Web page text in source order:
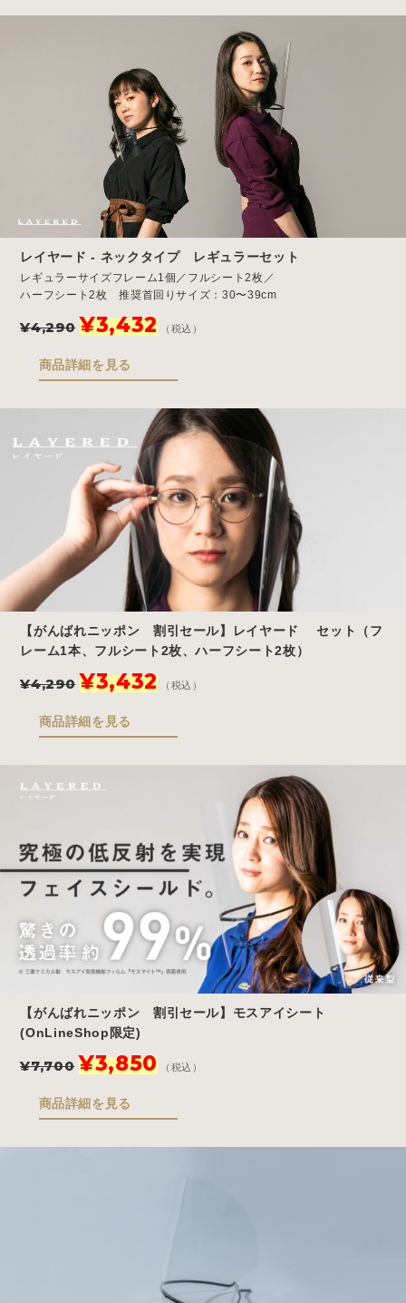
レイヤード - ネックタイプ レギュラーセット
レギュラーサイズフレーム1個／フルシート2枚／
ハーフシート2枚 推奨首回りサイズ：30〜39cm
¥4,290
元
の
価
格
は
で
し
た。
¥3,432現
在
価
格
は
¥3,432
で
す。
（税込）
商品詳細を見る
【がんばれニッポン 割引セール】レイヤード セット（フ
レーム1本、フルシート2枚、ハーフシート2枚）
¥4,290
元
の
価
格
¥4,290
た。
¥3,432現
在
価
す。
（税込）
商品詳細を見る
【がんばれニッポン 割引セール】モスアイシート
(OnLineShop限定)
¥7,700
元
の
価
格
は
¥3,850現
在
価
格
（税込）
商品詳細を見る